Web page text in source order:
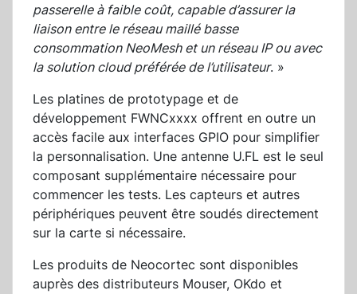
passerelle à faible coût, capable d’assurer la
liaison entre le réseau maillé basse
consommation NeoMesh et un réseau IP ou avec
la solution cloud préférée de l’utilisateur. »
Les platines de prototypage et de
développement FWNCxxxx offrent en outre un
accès facile aux interfaces GPIO pour simplifier
la personnalisation. Une antenne U.FL est le seul
composant supplémentaire nécessaire pour
commencer les tests. Les capteurs et autres
périphériques peuvent être soudés directement
sur la carte si nécessaire.
Les produits de Neocortec sont disponibles
auprès des distributeurs Mouser, OKdo et